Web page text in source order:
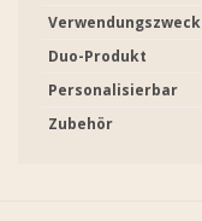
Verwendungszweck
Duo-Produkt
Personalisierbar
Zubehör